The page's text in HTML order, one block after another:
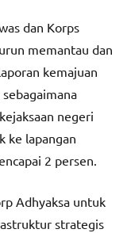
dan Korps
memantau dan
kemajuan
negeri
ke lapangan
2 persen.
Adhyaksa untuk
strategis